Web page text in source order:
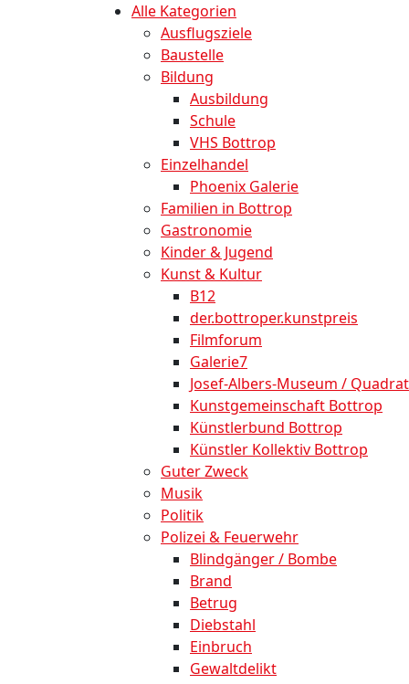
Alle Kategorien
Ausflugsziele
Baustelle
Bildung
Ausbildung
Schule
VHS Bottrop
Einzelhandel
Phoenix Galerie
Familien in Bottrop
Gastronomie
Kinder & Jugend
Kunst & Kultur
B12
der.bottroper.kunstpreis
Filmforum
Galerie7
Josef-Albers-Museum / Quadrat
Kunstgemeinschaft Bottrop
Künstlerbund Bottrop
Künstler Kollektiv Bottrop
Guter Zweck
Musik
Politik
Polizei & Feuerwehr
Blindgänger / Bombe
Brand
Betrug
Diebstahl
Einbruch
Gewaltdelikt